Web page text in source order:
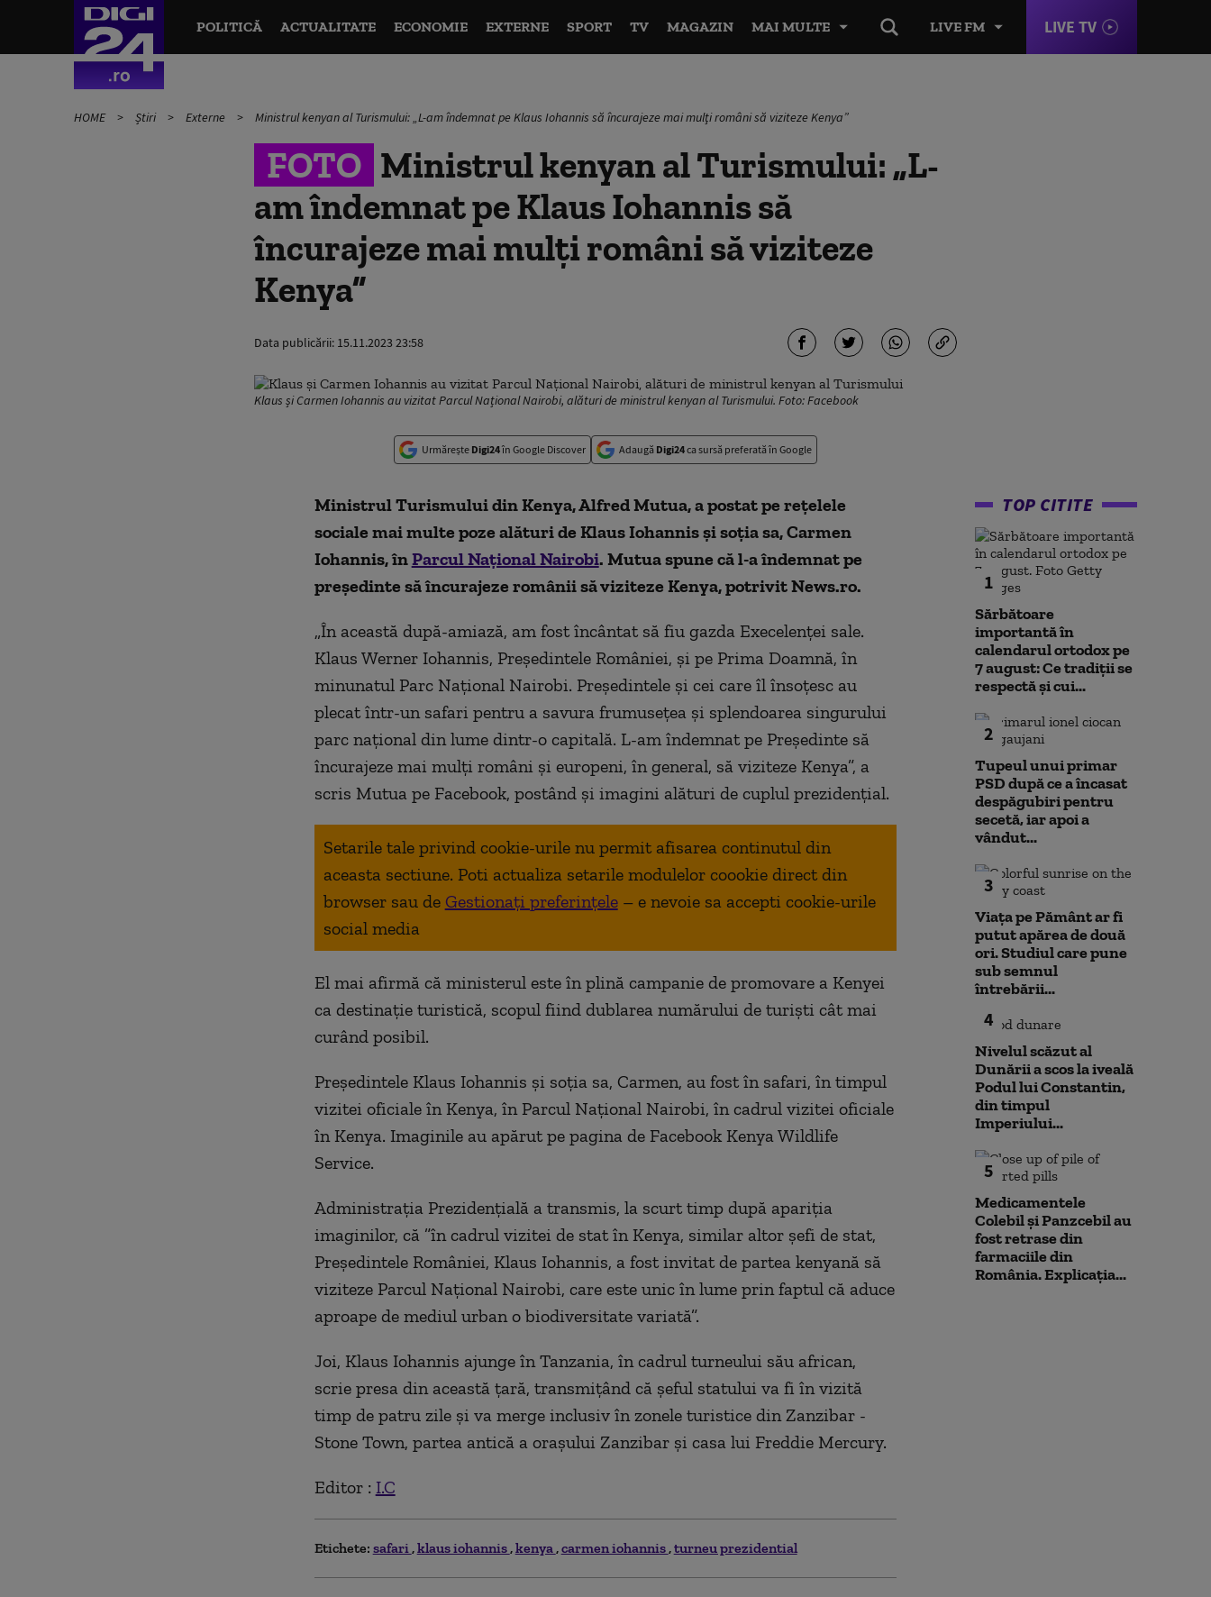
LIVE FM LIVE TV
POLITICĂ ACTUALITATE ECONOMIE EXTERNE SPORT TV MAGAZIN MAI MULTE
HOME Știri Externe Ministrul kenyan al Turismului: „L-am îndemnat pe Klaus Iohannis să încurajeze mai mulţi români să viziteze Kenya”
FOTO Ministrul kenyan al Turismului: „L-
am îndemnat pe Klaus Iohannis să
încurajeze mai mulţi români să viziteze
Kenya”
Data publicării: 15.11.2023 23:58
Klaus și Carmen Iohannis au vizitat Parcul Național Nairobi, alături de ministrul kenyan al Turismului. Foto: Facebook
Urmărește Digi24în Google Discover Adaugă Digi24ca sursă preferată în Google
Ministrul Turismului din Kenya, Alfred Mutua, a postat pe rețelele
sociale mai multe poze alături de Klaus Iohannis și soția sa, Carmen
Iohannis, înParcul Naţional Nairobi. Mutua spune că l-a îndemnat pe
președinte să încurajeze românii să viziteze Kenya, potrivit News.ro.
„În această după-amiază, am fost încântat să fiu gazda Execelenţei sale.
Klaus Werner Iohannis, Preşedintele României, şi pe Prima Doamnă, în
minunatul Parc Naţional Nairobi. Preşedintele şi cei care îl însoţesc au
plecat într-un safari pentru a savura frumuseţea şi splendoarea singurului
parc naţional din lume dintr-o capitală. L-am îndemnat pe Preşedinte să
încurajeze mai mulţi români şi europeni, în general, să viziteze Kenya”, a
scris Mutua pe Facebook, postând şi imagini alături de cuplul prezidenţial.
Setarile tale privind cookie-urile nu permit afisarea continutul din
aceasta sectiune. Poti actualiza setarile modulelor coookie direct din
browser sau de Gestionați preferințele – e nevoie sa accepti cookie-urile
social media
El mai afirmă că ministerul este în plină campanie de promovare a Kenyei
ca destinaţie turistică, scopul fiind dublarea numărului de turişti cât mai
curând posibil.
Preşedintele Klaus Iohannis şi soţia sa, Carmen, au fost în safari, în timpul
vizitei oficiale în Kenya, în Parcul Naţional Nairobi, în cadrul vizitei oficiale
în Kenya. Imaginile au apărut pe pagina de Facebook Kenya Wildlife
Service.
Administraţia Prezidenţială a transmis, la scurt timp după apariţia
imaginilor, că ”în cadrul vizitei de stat în Kenya, similar altor şefi de stat,
Preşedintele României, Klaus Iohannis, a fost invitat de partea kenyană să
viziteze Parcul Naţional Nairobi, care este unic în lume prin faptul că aduce
aproape de mediul urban o biodiversitate variată”.
Joi, Klaus Iohannis ajunge în Tanzania, în cadrul turneului său african,
scrie presa din această țară, transmițând că șeful statului va fi în vizită
timp de patru zile și va merge inclusiv în zonele turistice din Zanzibar -
Stone Town, partea antică a orașului Zanzibar și casa lui Freddie Mercury.
Editor : I.C
Etichete: safari klaus iohannis kenya carmen iohannis turneu prezidential
TOP CITITE
1
Sărbătoare
importantă în
calendarul ortodox pe
7 august: Ce tradiții se
respectă și cui...
2
Tupeul unui primar
PSD după ce a încasat
despăgubiri pentru
secetă, iar apoi a
vândut...
3
Viața pe Pământ ar fi
putut apărea de două
ori. Studiul care pune
sub semnul
întrebării...
4
Nivelul scăzut al
Dunării a scos la iveală
Podul lui Constantin,
din timpul
Imperiului...
5
Medicamentele
Colebil și Panzcebil au
fost retrase din
farmaciile din
România. Explicația...